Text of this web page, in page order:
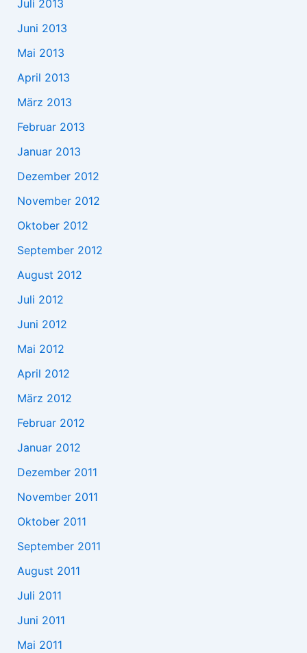
Juli 2013
Juni 2013
Mai 2013
April 2013
März 2013
Februar 2013
Januar 2013
Dezember 2012
November 2012
Oktober 2012
September 2012
August 2012
Juli 2012
Juni 2012
Mai 2012
April 2012
März 2012
Februar 2012
Januar 2012
Dezember 2011
November 2011
Oktober 2011
September 2011
August 2011
Juli 2011
Juni 2011
Mai 2011